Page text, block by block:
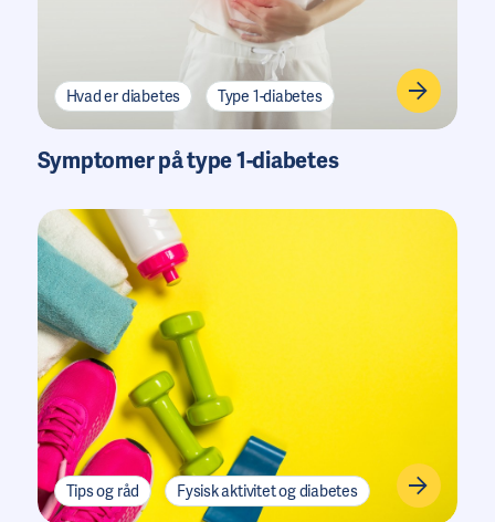
Hvad er diabetes Type 1-diabetes
Symptomer på type 1-diabetes
Tips og råd Fysisk aktivitet og diabetes